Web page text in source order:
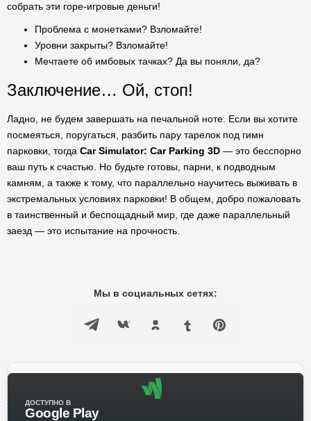
собрать эти горе-игровые деньги!
Проблема с монетками? Взломайте!
Уровни закрыты? Взломайте!
Мечтаете об имбовых тачках? Да вы поняли, да?
Заключение… Ой, стоп!
Ладно, не будем завершать на печальной ноте. Если вы хотите
посмеяться, поругаться, разбить пару тарелок под гимн
парковки, тогда Car Simulator: Car Parking 3D — это бесспорно
ваш путь к счастью. Но будьте готовы, парни, к подводным
камням, а также к тому, что параллельно научитесь выживать в
экстремальных условиях парковки! В общем, добро пожаловать
в таинственный и беспощадный мир, где даже параллельный
заезд — это испытание на прочность.
Мы в социальных сетях:
ДОСТУПНО В
Google Play